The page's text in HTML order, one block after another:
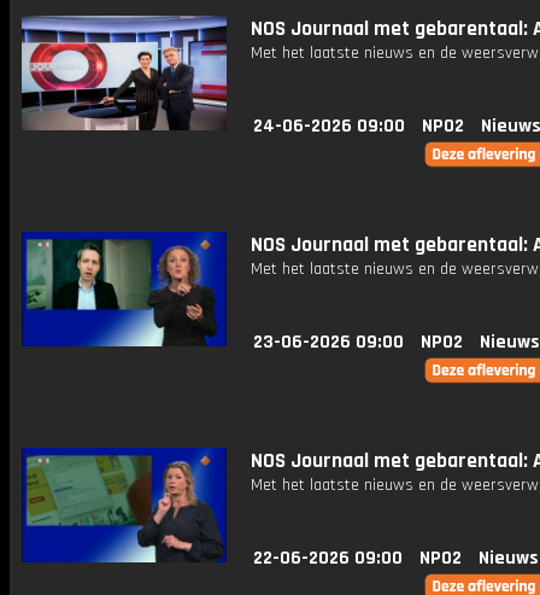
NOS Journaal met gebarentaal:
Met het laatste nieuws en de
24-06-2026 09:00 NPO2
NOS Journaal met gebarentaal:
Met het laatste nieuws en de
23-06-2026 09:00 NPO2
NOS Journaal met gebarentaal:
Met het laatste nieuws en de
22-06-2026 09:00 NPO2